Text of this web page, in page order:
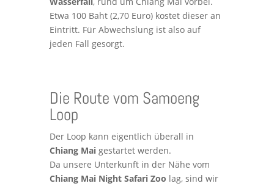
Etwa 100 Baht (2,70 Euro) kostet dieser an
Eintritt. Für Abwechslung ist also auf
jeden Fall gesorgt.
Die Route vom Samoeng
Loop
Der Loop kann eigentlich überall in
Chiang Maigestartet werden.
Da unsere Unterkunft in der Nähe vom
Chiang Mai Night Safari Zoo lag, sind wir